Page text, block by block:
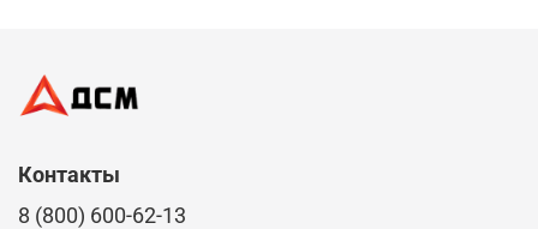
Контакты
8 (800) 600-62-13